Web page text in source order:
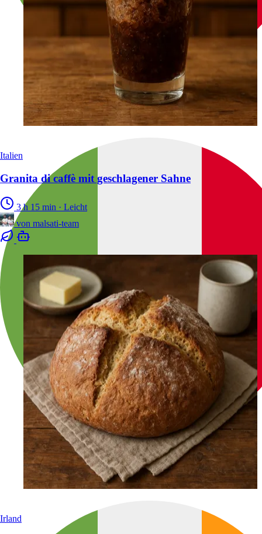
Italien
Granita di caffè mit geschlagener Sahne
3 h 15 min · Leicht
von malsati-team
Irland